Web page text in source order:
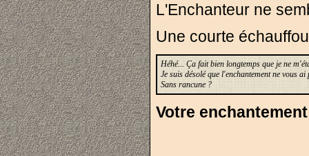
L'Enchanteur ne
Une courte
Héhé... Ça fait bien longtemps que je ne
Je suis désolé que l'enchantement ne vous ai
Sans rancune ?
Votre